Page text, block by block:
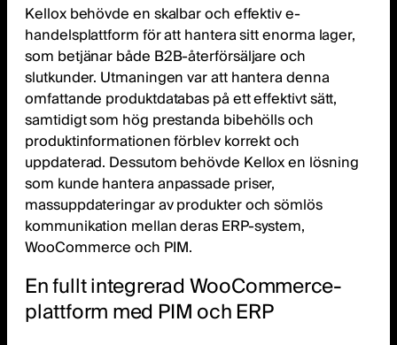
Kellox behövde en skalbar och effektiv e-
handelsplattform för att hantera sitt enorma lager,
som betjänar både B2B-återförsäljare och
slutkunder. Utmaningen var att hantera denna
omfattande produktdatabas på ett effektivt sätt,
samtidigt som hög prestanda bibehölls och
produktinformationen förblev korrekt och
uppdaterad. Dessutom behövde Kellox en lösning
som kunde hantera anpassade priser,
massuppdateringar av produkter och sömlös
kommunikation mellan deras ERP-system,
WooCommerce och PIM.
En fullt integrerad WooCommerce-
plattform med PIM och ERP